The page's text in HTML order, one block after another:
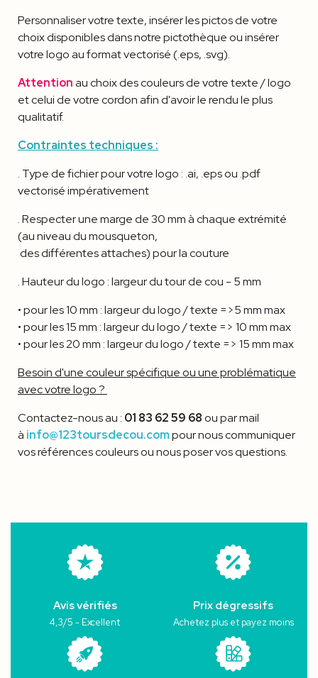
Personnaliser votre texte, insérer les pictos de votre
choix disponibles dans notre pictothèque ou insérer
votre logo au format vectorisé (.eps, .svg).
Attentionau choix des couleurs de votre texte / logo
et celui de votre cordon afin d'avoir le rendu le plus
qualitatif.
Contraintes techniques :
. Type de fichier pour votre logo : .ai, .eps ou .pdf
vectorisé impérativement
. Respecter une marge de 30 mm à chaque extrémité
(au niveau du mousqueton,
des différentes attaches) pour la couture
. Hauteur du logo : largeur du tour de cou - 5 mm
• pour les 10 mm : largeur du logo / texte =>5 mm max
• pour les 15 mm : largeur du logo / texte => 10 mm max
• pour les 20 mm : largeur du logo / texte => 15 mm max
Besoin d'une couleur spécifique ou une problématique
avec votre logo ?
Contactez-nous au : 01 83 62 59 68ou par mail
à info@123toursdecou.compour nous communiquer
vos références couleurs ou nous poser vos questions.
Avis vérifiés
4,3/5 - Excellent
Prix dégressifs
Achetez plus et payez moins